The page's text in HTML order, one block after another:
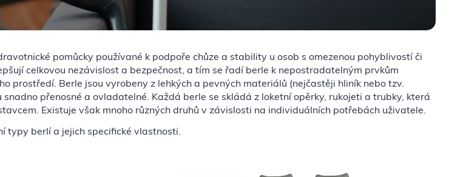
pomůcky používané k podpoře chůze a stability u osob s omezenou pohyblivostí či
celkovou nezávislost a bezpečnost, a tím se řadí berle k nepostradatelným prvkům
prostředí. Berle jsou vyrobeny z lehkých a pevných materiálů (nejčastěji hliník nebo tzv.
snadno přenosné a ovladatelné. Každá berle se skládá z loketní opěrky, rukojeti a trubky, která
Existuje však mnoho různých druhů v závislosti na individuálních potřebách uživatele.
typy berlí a jejich specifické vlastnosti.